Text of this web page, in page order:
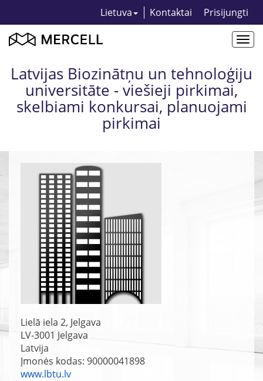
Lietuva Kontaktai Prisijungti
Latvijas Biozinātņu un tehnoloģiju
universitāte - viešieji pirkimai,
skelbiami konkursai, planuojami
pirkimai
Lielā iela 2, Jelgava
LV-3001 Jelgava
Latvija
Įmonės kodas: 90000041898
www.lbtu.lv